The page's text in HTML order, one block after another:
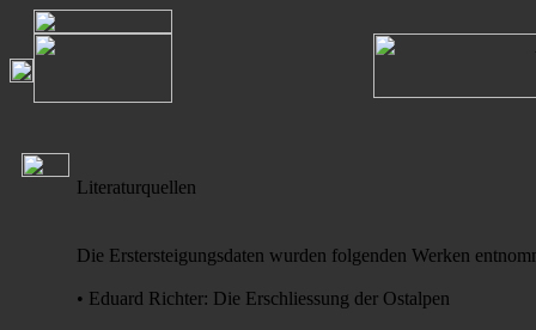
Literaturquellen
Die Erstersteigungsdaten wurden folgenden Werken
• Eduard Richter: Die Erschliessung der Ostalpen